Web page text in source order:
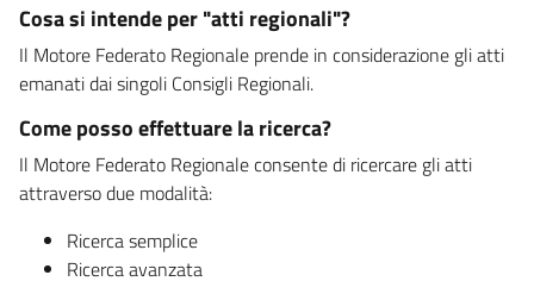
Cosa si intende per "atti regionali"?
Il Motore Federato Regionale prende in considerazione gli atti
emanati dai singoli Consigli Regionali.
Come posso effettuare la ricerca?
Il Motore Federato Regionale consente di ricercare gli atti
attraverso due modalità:
Ricerca semplice
Ricerca avanzata